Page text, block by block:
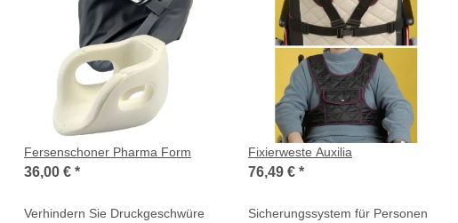
Fersenschoner Pharma Form
36,00 € *
Verhindern Sie Druckgeschwüre
Fixierweste Auxilia
76,49 € *
Sicherungssystem für Personen